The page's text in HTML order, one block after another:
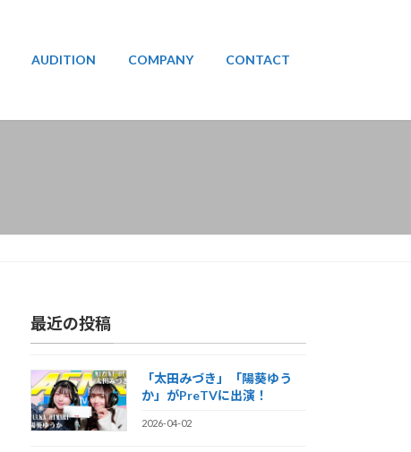
AUDITION COMPANY CONTACT
最近の投稿
「太田みづき」「陽葵ゆう
か」がPreTVに出演！
2026-04-02